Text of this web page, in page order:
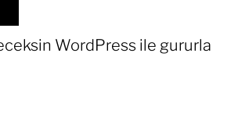
WordPress ile gururla